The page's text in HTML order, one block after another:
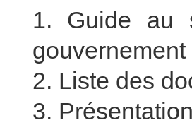
1. Guide au
2. Liste des
3.